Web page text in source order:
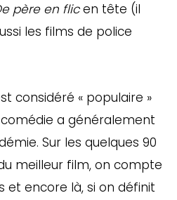
père en flicen tête (il
les films de police
considéré « populaire »
a généralement
Sur les quelques 90
meilleur film, on compte
et encore là, si on définit